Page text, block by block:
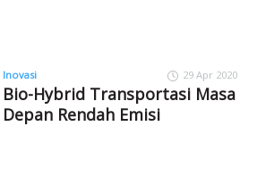
Inovasi 29 Apr 2020
Bio-Hybrid Transportasi Masa
Depan Rendah Emisi